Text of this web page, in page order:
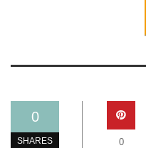
0
SHARES 0